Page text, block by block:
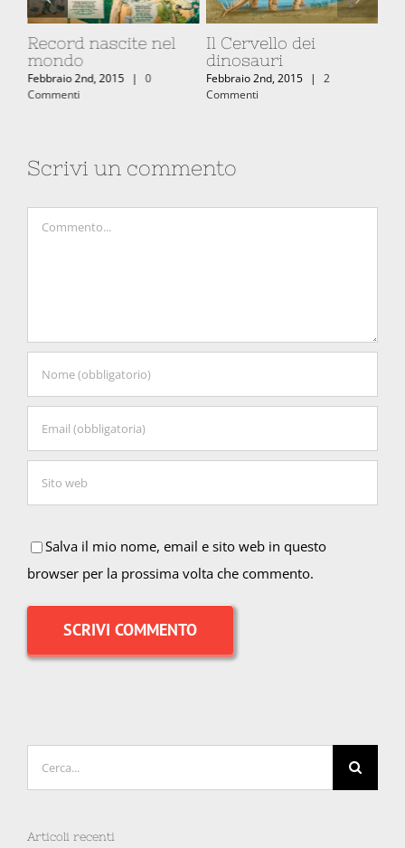
Record nascite nel
mondo
Febbraio 2nd, 2015 | 0
Commenti
Il Cervello dei
dinosauri
Febbraio 2nd, 2015 |
2
Commenti
Scrivi un commento
Commento
Salva il mio nome, email e sito web in questo
browser per la prossima volta che commento.
Articoli recenti